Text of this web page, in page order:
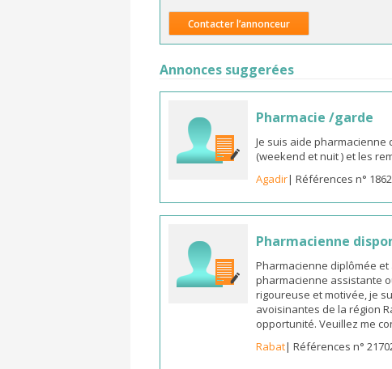
Contacter l’annonceur
Annonces suggerées
Pharmacie /garde
Je suis aide
(weekend et nuit ) et les
Agadir| Références n°
Pharmacienne
Pharmacienne diplômée
pharmacienne assistante
rigoureuse et motivée, je
avoisinantes de la région
opportunité. Veuillez me
Rabat| Références n°